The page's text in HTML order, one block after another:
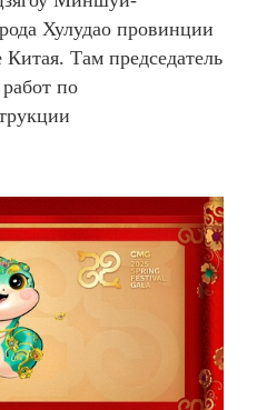
Хулудао провинции
Там председатель
по